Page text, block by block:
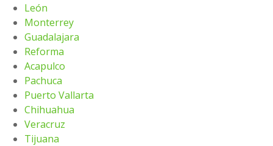
León
Monterrey
Guadalajara
Reforma
Acapulco
Pachuca
Puerto Vallarta
Chihuahua
Veracruz
Tijuana